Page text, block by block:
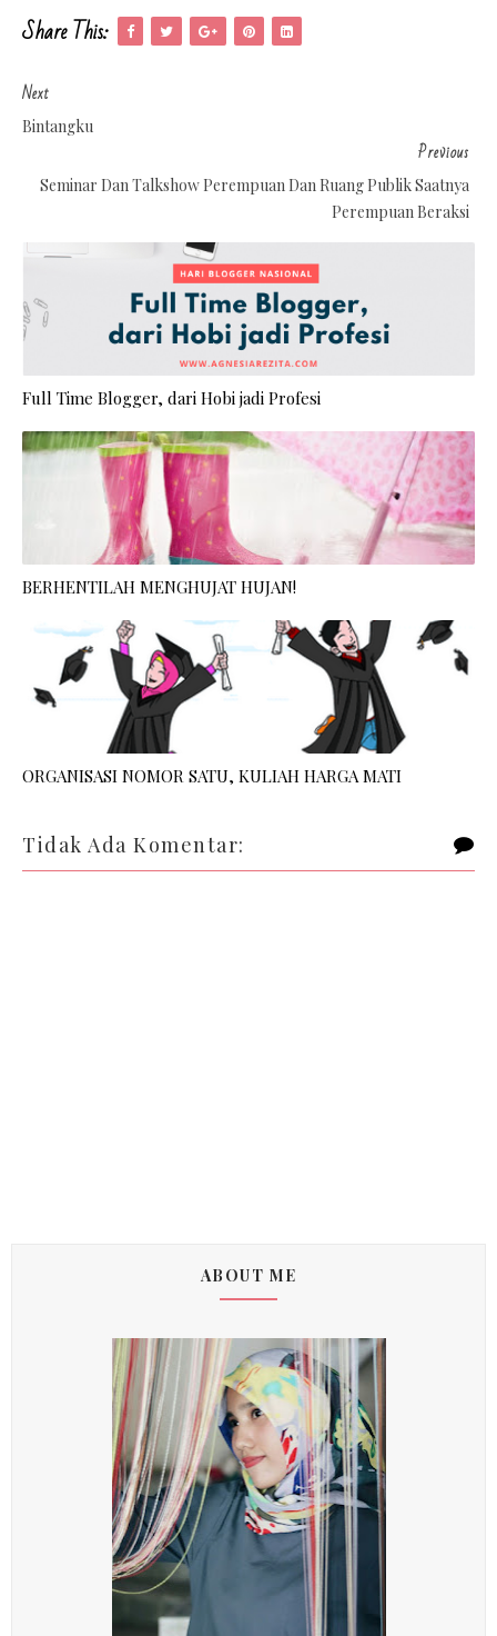
Share This:
Next
Bintangku
Previous
Seminar Dan Talkshow Perempuan Dan Ruang Publik Saatnya
Perempuan Beraksi
Full Time Blogger, dari Hobi jadi Profesi
BERHENTILAH MENGHUJAT HUJAN!
ORGANISASI NOMOR SATU, KULIAH HARGA MATI
Tidak Ada Komentar:
ABOUT ME